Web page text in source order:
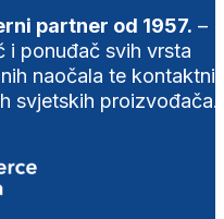
partner od 1957. –
i ponuđač svih vrsta
naočala te
svjetskih proizvođača.